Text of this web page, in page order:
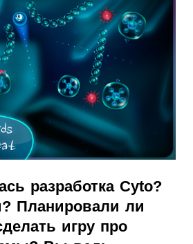
разработка Cyto?
Планировали ли
игру про